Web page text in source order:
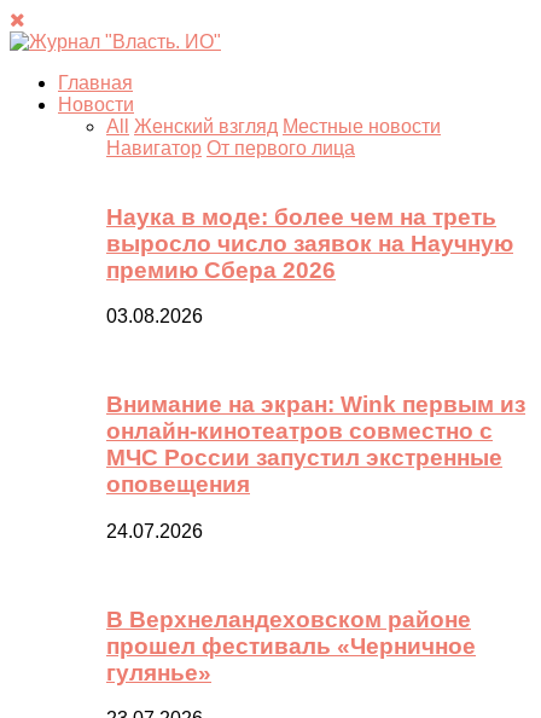
Главная
Новости
All
Женский взгляд Местные новости
Навигатор От первого лица
Наука в моде: более чем на треть
выросло число заявок на Научную
премию Сбера 2026
03.08.2026
Внимание на экран: Wink первым из
онлайн-кинотеатров совместно с
МЧС России запустил экстренные
оповещения
24.07.2026
В Верхнеландеховском районе
прошел фестиваль «Черничное
гулянье»